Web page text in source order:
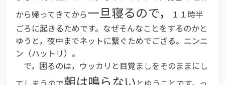
から帰ってきてから一旦寝るので，
１１時半
ごろに起きるためです。なぜそんなことをするのかと
ゆうと，夜中までネットに繋ぐためでござる。ニンニ
ン（ハットリ）。
で，困るのは，ウッカリと目覚ましをそのままにし
朝は鳴らない